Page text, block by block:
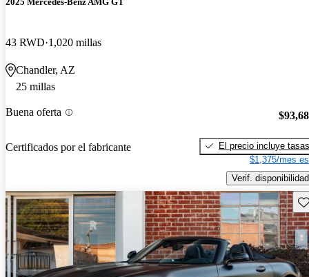
43 RWD 1,020 millas
Chandler, AZ
25 millas
Buena oferta
Certificados por el fabricante
El precio incluye tasas
$1,375/mes
Verif. disponibilidad